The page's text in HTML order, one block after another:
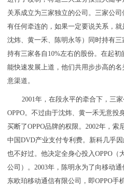
关系成立为三家独立的公司。三家公
有任何牵连的，如果一定要说关系，就
沈炜、黄一禾、陈明永等）同时持有
持有三家各自10%左右的股份。在起初
能快速发展上道，他们共用步步高的
意渠道。
2001年，在段永平的牵合下，三
OPPO。不过由于沈炜、黄一禾无意投
买断了OPPO品牌的权限。2002年，索
中国DVD产业支付专利费。新科几乎
也不好过。他决定全身心投入OPPO（
公司）。2003年，陈明永为了向移动
东欧珀移动通信有限公司，即OPPO手